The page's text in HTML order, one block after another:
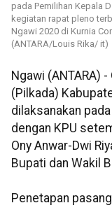
pada Pemilihan Kepala
kegiatan rapat pleno
Ngawi 2020 di Kurnia
(ANTARA/Louis Rika/ it)
Ngawi (ANTARA)
(Pilkada)
dilaksanakan
dengan KPU
Ony Anwar-Dwi
Bupati dan Wakil
Penetapan